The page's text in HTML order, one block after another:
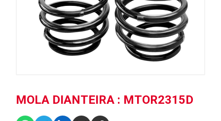
MOLA DIANTEIRA : MTOR2315D